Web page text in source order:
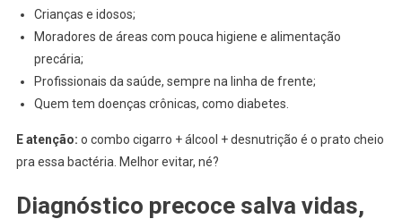
Crianças e idosos;
Moradores de áreas com pouca higiene e alimentação
precária;
Profissionais da saúde, sempre na linha de frente;
Quem tem doenças crônicas, como diabetes.
E atenção: o combo cigarro + álcool + desnutrição é o prato cheio
pra essa bactéria. Melhor evitar, né?
Diagnóstico precoce salva vidas,